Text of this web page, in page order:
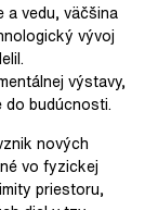
a vedu, väčšina
vývoj
výstavy,
do budúcnosti.
nových
vo fyzickej
priestoru,